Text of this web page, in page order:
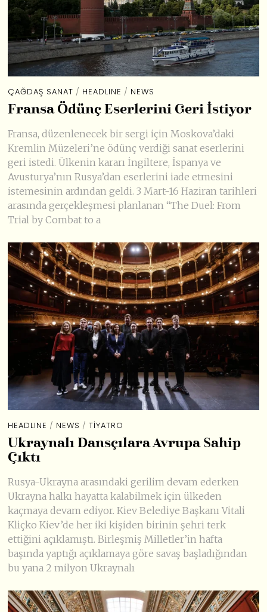
ÇAĞDAŞ SANAT / HEADLINE / NEWS
Fransa Ödünç Eserlerini Geri İstiyor
Fransa, düzenlenecek bir sergi için Moskova’daki
Kremlin Müzeleri’ne ödünç verdiği sanat eserlerini
geri istedi. Ülkenin kararı İngiltere, İspanya ve
Avusturya’nın Rusya’dan eserlerini iade etmesini
istemesinin ardından geldi. 3 Mart-16 Haziran tarihleri
arasında gerçekleşmesi planlanan “The Duel: From
Trial by Combat to a
HEADLINE / NEWS / TIYATRO
Ukraynalı Dansçılara Avrupa Sahip
Çıktı
Rusya-Ukrayna arasındaki gerilim devam ederken
Ukrayna halkı hayatta kalabilmek için ülkeden
kaçmaya devam ediyor. Kiev Belediye Başkanı Vitali
Kliçko Kiev’de her iki kişiden birinin şehri terk
ettiğini açıklamıştı. Birleşmiş Milletler’in hafta
başında yaptığı açıklamaya göre savaş başladığından
bu yana 2 milyon Ukraynalı